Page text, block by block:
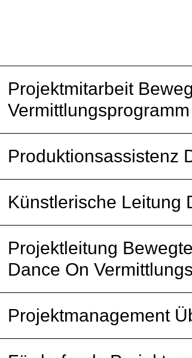
Projektmitarbeit
Vermittlungsprogramm
Produktionsassistenz
Künstlerische Leitung
Projektleitung
Dance On
Projektmanagement